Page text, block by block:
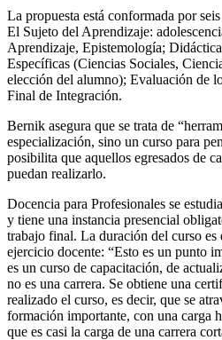
La propuesta está conformada por
El Sujeto del Aprendizaje:
Aprendizaje, Epistemología;
Específicas (Ciencias Sociales,
elección del alumno); Evaluación de
Final de Integración.
Bernik asegura que se trata de
especialización, sino un curso para
posibilita que aquellos egresados de
puedan realizarlo.
Docencia para Profesionales se
y tiene una instancia presencial
trabajo final. La duración del curso
ejercicio docente: “Esto es un punto
es un curso de capacitación, de
no es una carrera. Se obtiene una
realizado el curso, es decir, que se
formación importante, con una carga
que es casi la carga de una carrera